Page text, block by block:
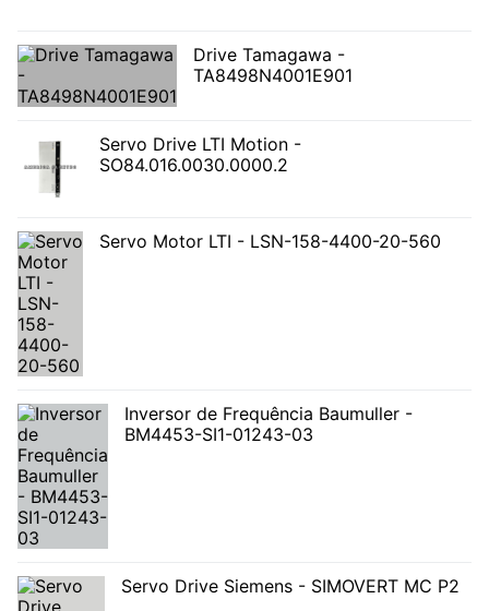
Drive Tamagawa -
TA8498N4001E901
Servo Drive LTI Motion -
SO84.016.0030.0000.2
Servo Motor LTI - LSN-158-4400-20-560
Inversor de Frequência Baumuller -
BM4453-SI1-01243-03
Servo Drive Siemens - SIMOVERT MC P2